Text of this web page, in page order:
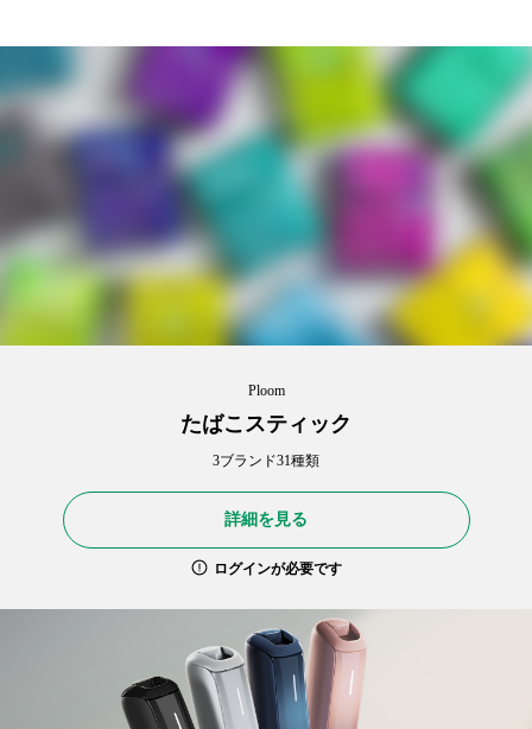
Ploom
たばこスティック
3ブランド31種類
詳細を見る
ログインが必要です